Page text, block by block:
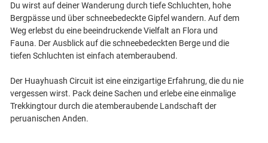
Du wirst auf deiner Wanderung durch tiefe Schluchten, hohe
Bergpässe und über schneebedeckte Gipfel wandern. Auf dem
Weg erlebst du eine beeindruckende Vielfalt an Flora und
Fauna. Der Ausblick auf die schneebedeckten Berge und die
tiefen Schluchten ist einfach atemberaubend.
Der Huayhuash Circuit ist eine einzigartige Erfahrung, die du nie
vergessen wirst. Pack deine Sachen und erlebe eine einmalige
Trekkingtour durch die atemberaubende Landschaft der